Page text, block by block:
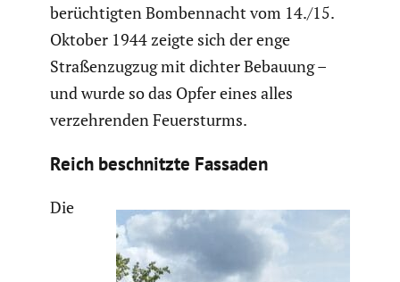
berüch­tigten Bomben­nacht vom 14./15.
Oktober 1944 zeigte sich der enge
Straßen­zugzug mit dichter Bebauung –
und wurde so das Opfer eines alles
verzeh­renden Feuer­sturms.
Reich beschnitzte Fassaden
Die